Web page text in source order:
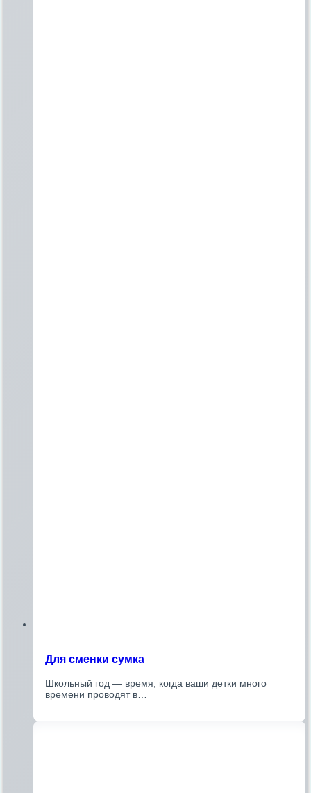
Для сменки сумка
Школьный год — время, когда ваши детки много
времени проводят в…